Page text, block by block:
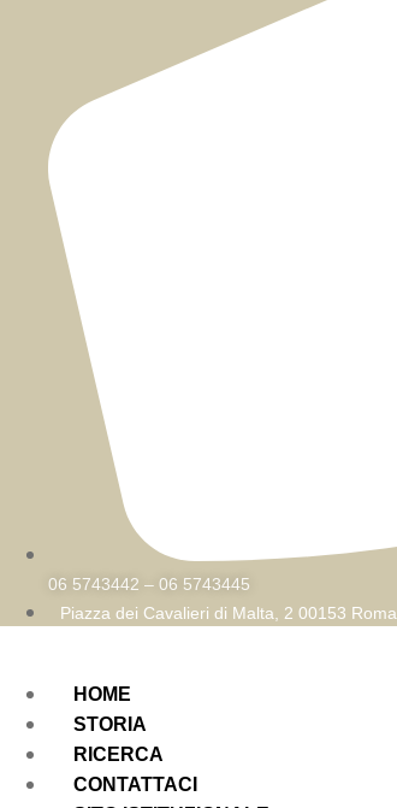
06 5743442 – 06 5743445
Piazza dei Cavalieri di Malta, 2 00153 Roma
HOME
STORIA
RICERCA
CONTATTACI